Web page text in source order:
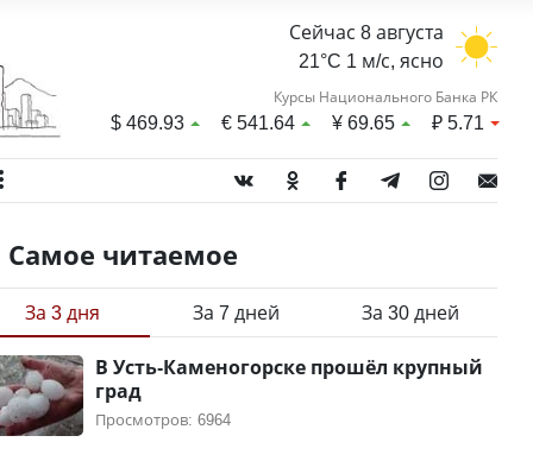
Сейчас 8 августа
21°C 1 м/с, ясно
Курсы Национального Банка РК
$469.93 €541.64 ¥69.65 ₽5.71
Самое читаемое
За 3 дня За 7 дней За 30 дней
В Усть-Каменогорске прошёл крупный
град
Просмотров: 6964